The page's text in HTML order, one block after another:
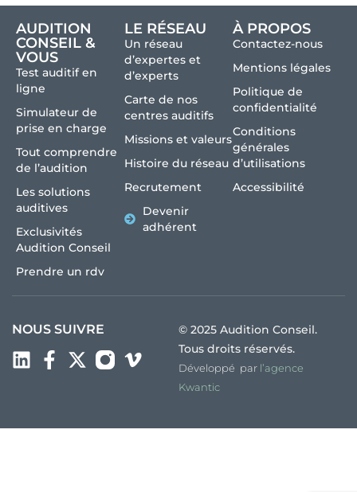
AUDITION
CONSEIL &
VOUS
Test auditif en
ligne
Simulateur de
prise en charge
Tout comprendre
de l’audition
Les solutions
auditives
Exclusivités
Audition Conseil
Prendre un rdv
LE RÉSEAU
Un réseau
d’expertes et
d’experts
Carte de nos
centres auditifs
Missions et valeurs
Histoire du réseau
Recrutement
Devenir
adhérent
À PROPOS
Contactez-nous
Mentions légales
Politique de
confidentialité
Conditions
générales
d’utilisations
Accessibilité
NOUS SUIVRE
© 2025 Audition Conseil.
Tous droits réservés.
Développé par l’agence
Kwantic